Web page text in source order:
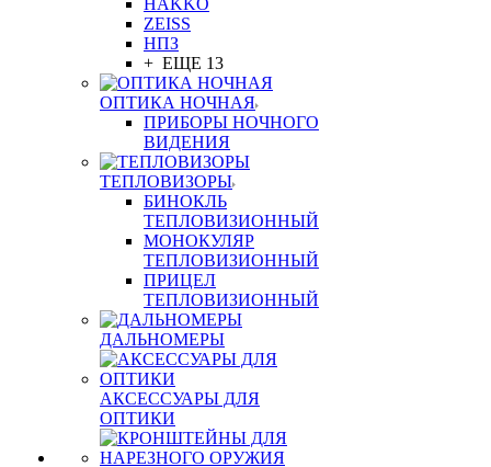
HAKKO
ZEISS
НПЗ
+ ЕЩЕ 13
ОПТИКА НОЧНАЯ
ПРИБОРЫ НОЧНОГО
ВИДЕНИЯ
ТЕПЛОВИЗОРЫ
БИНОКЛЬ
ТЕПЛОВИЗИОННЫЙ
МОНОКУЛЯР
ТЕПЛОВИЗИОННЫЙ
ПРИЦЕЛ
ТЕПЛОВИЗИОННЫЙ
ДАЛЬНОМЕРЫ
АКСЕССУАРЫ ДЛЯ
ОПТИКИ